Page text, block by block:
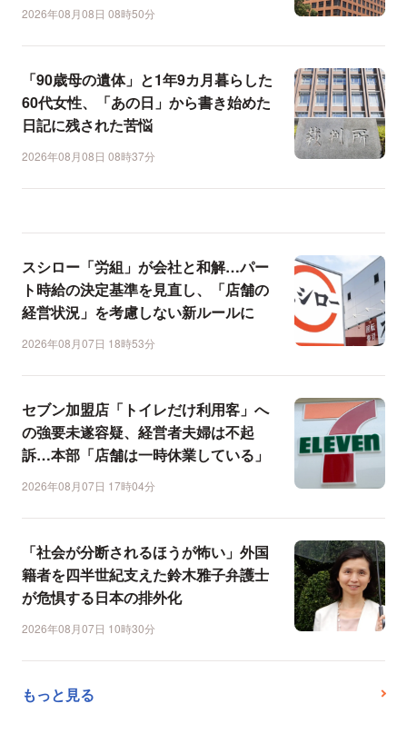
2026年08月08日 08時50分
「90歳母の遺体」と1年9カ月暮らした
60代女性、「あの日」から書き始めた
日記に残された苦悩
2026年08月08日 08時37分
スシロー「労組」が会社と和解…パー
ト時給の決定基準を見直し、「店舗の
経営状況」を考慮しない新ルールに
2026年08月07日 18時53分
セブン加盟店「トイレだけ利用客」へ
の強要未遂容疑、経営者夫婦は不起
訴…本部「店舗は一時休業している」
2026年08月07日 17時04分
「社会が分断されるほうが怖い」外国
籍者を四半世紀支えた鈴木雅子弁護士
が危惧する日本の排外化
2026年08月07日 10時30分
もっと見る